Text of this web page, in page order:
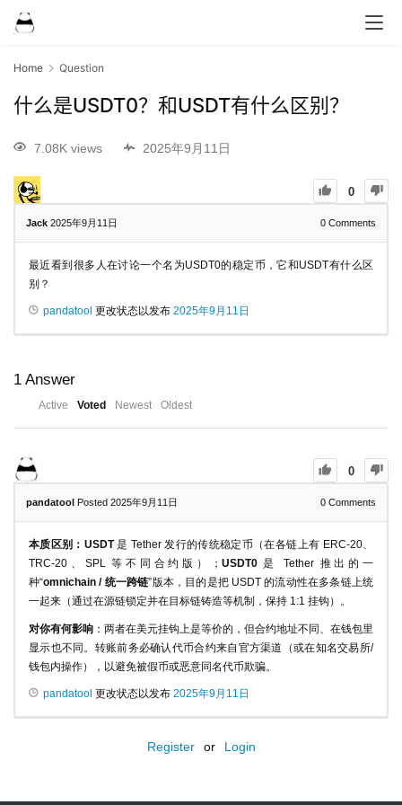
Home Question
什么是USDT0？和USDT有什么区别？
7.08K views 2025年9月11日
0
Jack 2025年9月11日 0 Comments
最近看到很多人在讨论一个名为USDT0的稳定币，它和USDT有什么区
别？
pandatool 更改状态以发布 2025年9月11日
1 Answer
Active Voted Newest Oldest
0
pandatool Posted 2025年9月11日 0 Comments
本质区别：USDT是 Tether 发行的传统稳定币（在各链上有 ERC-20、
TRC-20、SPL 等不同合约版）； USDT0是 Tether 推出的一
种“omnichain / 统一跨链”版本，目的是把 USDT 的流动性在多条链上统
一起来（通过在源链锁定并在目标链铸造等机制，保持 1:1 挂钩）。
对你有何影响 ：两者在美元挂钩上是等价的，但合约地址不同、在钱包里
显示也不同。转账前务必确认代币合约来自官方渠道（或在知名交易所/
钱包内操作），以避免被假币或恶意同名代币欺骗。
pandatool 更改状态以发布 2025年9月11日
Register or Login